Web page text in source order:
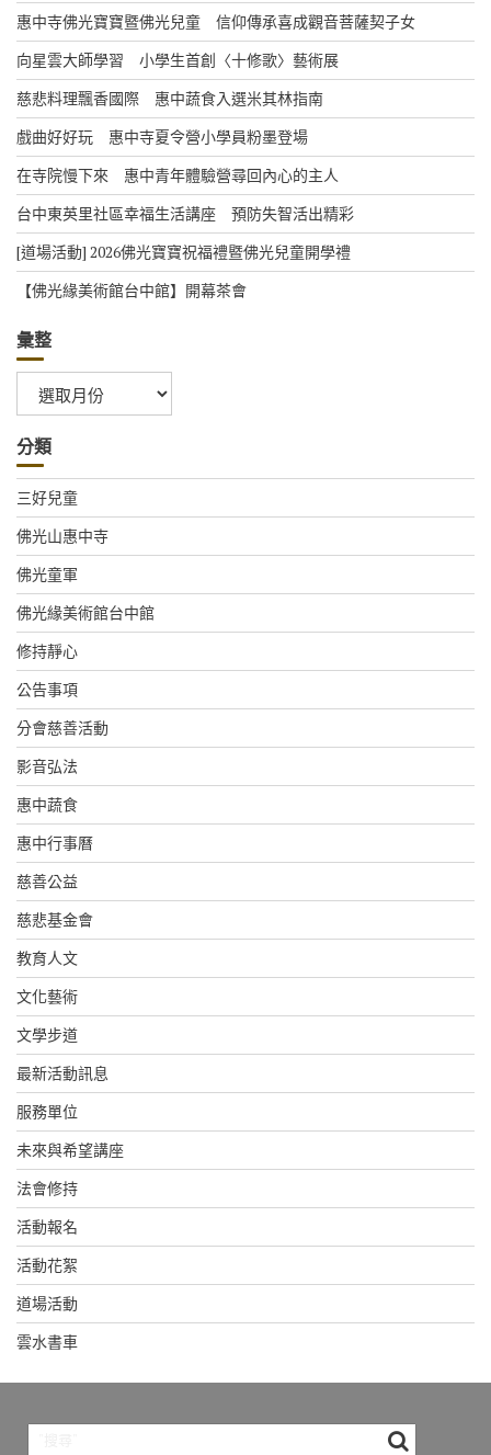
惠中寺佛光寶寶暨佛光兒童 信仰傳承喜成觀音菩薩契子女
向星雲大師學習 小學生首創〈十修歌〉藝術展
慈悲料理飄香國際 惠中蔬食入選米其林指南
戲曲好好玩 惠中寺夏令營小學員粉墨登場
在寺院慢下來 惠中青年體驗營尋回內心的主人
台中東英里社區幸福生活講座 預防失智活出精彩
[道場活動] 2026佛光寶寶祝福禮暨佛光兒童開學禮
【佛光緣美術館台中館】開幕茶會
彙整
整
分類
三好兒童
佛光山惠中寺
佛光童軍
佛光緣美術館台中館
修持靜心
公告事項
分會慈善活動
影音弘法
惠中蔬食
惠中行事曆
慈善公益
慈悲基金會
教育人文
文化藝術
文學步道
最新活動訊息
服務單位
未來與希望講座
法會修持
活動報名
活動花絮
道場活動
雲水書車